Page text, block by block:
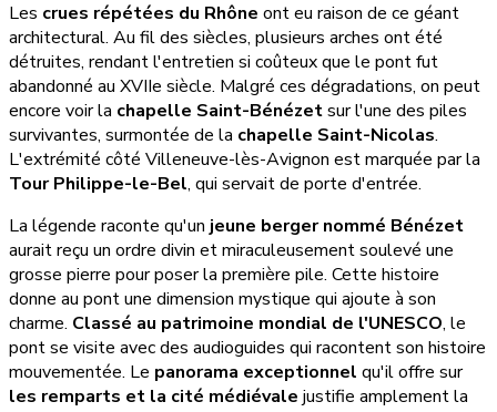
Les crues répétées du Rhône ont eu raison de ce géant
architectural. Au fil des siècles, plusieurs arches ont été
détruites, rendant l'entretien si coûteux que le pont fut
abandonné au XVIIe siècle. Malgré ces dégradations, on peut
encore voir la chapelle Saint-Bénézetsur l'une des piles
survivantes, surmontée de la chapelle Saint-Nicolas.
L'extrémité côté Villeneuve-lès-Avignon est marquée par la
Tour Philippe-le-Bel, qui servait de porte d'entrée.
La légende raconte qu'unjeune berger nommé Bénézet
aurait reçu un ordre divin et miraculeusement soulevé une
grosse pierre pour poser la première pile. Cette histoire
donne au pont une dimension mystique qui ajoute à son
charme. Classé au patrimoine mondial de l'UNESCO, le
pont se visite avec des audioguides qui racontent son histoire
mouvementée. Le panorama exceptionnel qu'il offre sur
les remparts et la cité médiévale justifie amplement la